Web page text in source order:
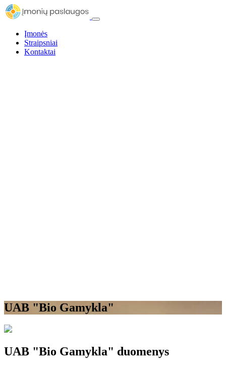
Įmonės
Straipsniai
Kontaktai
UAB "Bio Gamykla"
UAB "Bio Gamykla" duomenys